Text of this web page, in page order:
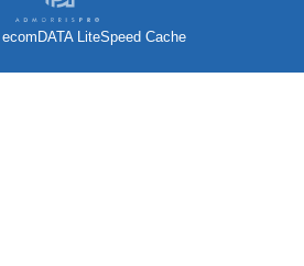
ecomDATA LiteSpeed Cache